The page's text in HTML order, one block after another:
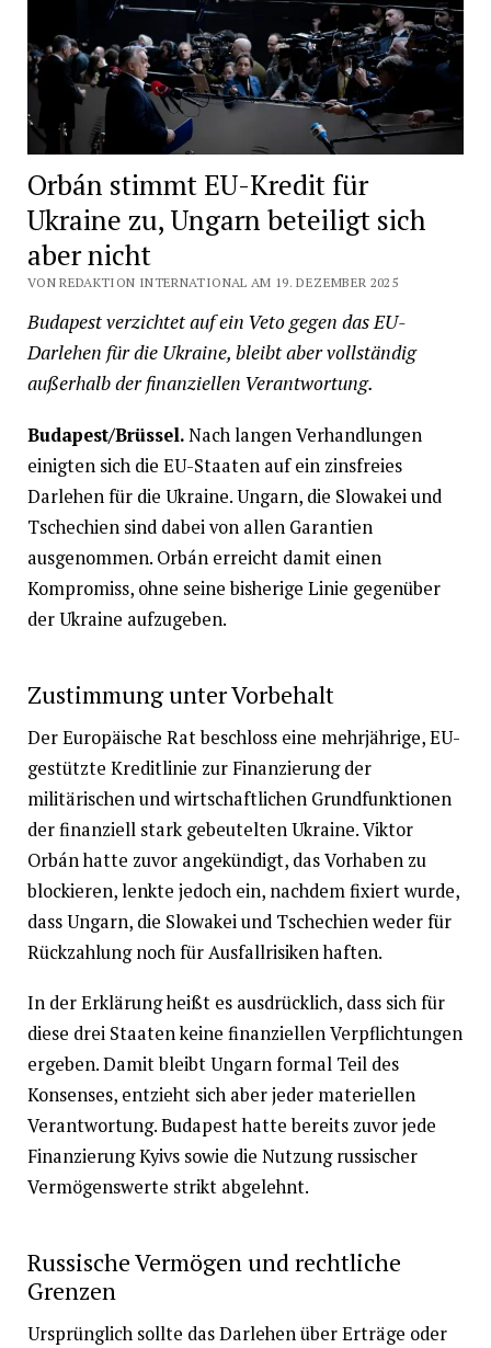
Orbán stimmt EU-Kredit für
Ukraine zu, Ungarn beteiligt sich
aber nicht
VON REDAKTION INTERNATIONAL AM 19. DEZEMBER 2025
Budapest verzichtet auf ein Veto gegen das EU-
Darlehen für die Ukraine, bleibt aber vollständig
außerhalb der finanziellen Verantwortung.
Budapest/Brüssel.Nach langen Verhandlungen
einigten sich die EU-Staaten auf ein zinsfreies
Darlehen für die Ukraine. Ungarn, die Slowakei und
Tschechien sind dabei von allen Garantien
ausgenommen. Orbán erreicht damit einen
Kompromiss, ohne seine bisherige Linie gegenüber
der Ukraine aufzugeben.
Zustimmung unter Vorbehalt
Der Europäische Rat beschloss eine mehrjährige, EU-
gestützte Kreditlinie zur Finanzierung der
militärischen und wirtschaftlichen Grundfunktionen
der finanziell stark gebeutelten Ukraine. Viktor
Orbán hatte zuvor angekündigt, das Vorhaben zu
blockieren, lenkte jedoch ein, nachdem fixiert wurde,
dass Ungarn, die Slowakei und Tschechien weder für
Rückzahlung noch für Ausfallrisiken haften.
In der Erklärung heißt es ausdrücklich, dass sich für
diese drei Staaten keine finanziellen Verpflichtungen
ergeben. Damit bleibt Ungarn formal Teil des
Konsenses, entzieht sich aber jeder materiellen
Verantwortung. Budapest hatte bereits zuvor jede
Finanzierung Kyivs sowie die Nutzung russischer
Vermögenswerte strikt abgelehnt.
Russische Vermögen und rechtliche
Grenzen
Ursprünglich sollte das Darlehen über Erträge oder